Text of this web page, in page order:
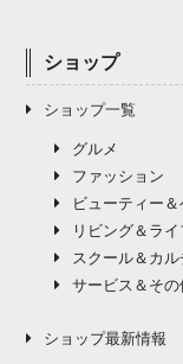
ショップ
ショップ一覧
グルメ
ファッション
ビューティー＆
リビング＆ライ
スクール＆カル
サービス＆その
ショップ最新情報